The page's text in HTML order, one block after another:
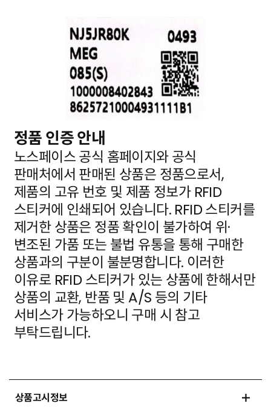
정품 인증 안내
노스페이스 공식 홈페이지와 공식
판매처에서 판매된 상품은 정품으로서,
제품의 고유 번호 및 제품 정보가 RFID
스티커에 인쇄되어 있습니다. RFID 스티커를
제거한 상품은 정품 확인이 불가하여 위·
변조된 가품 또는 불법 유통을 통해 구매한
상품과의 구분이 불분명합니다. 이러한
이유로 RFID 스티커가 있는 상품에 한해서만
상품의 교환, 반품 및 A/S 등의 기타
서비스가 가능하오니 구매 시 참고
부탁드립니다.
상품고시정보